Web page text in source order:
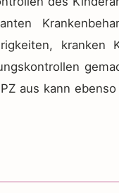
kranken
aus kann